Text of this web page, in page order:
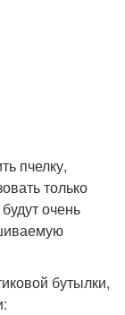
пчелку,
только
очень
бутылки,